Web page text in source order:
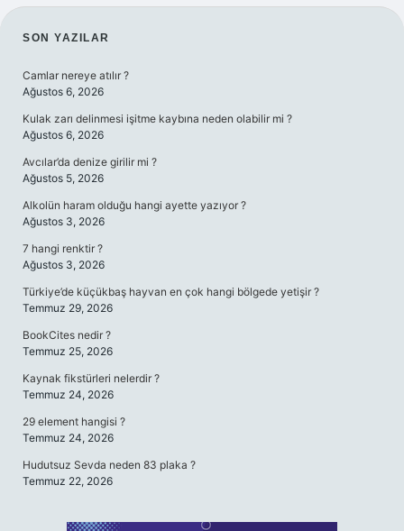
SIDEBAR
SON YAZILAR
Camlar nereye atılır ?
Ağustos 6, 2026
Kulak zarı delinmesi işitme kaybına neden olabilir mi ?
Ağustos 6, 2026
Avcılar’da denize girilir mi ?
Ağustos 5, 2026
Alkolün haram olduğu hangi ayette yazıyor ?
Ağustos 3, 2026
7 hangi renktir ?
Ağustos 3, 2026
Türkiye’de küçükbaş hayvan en çok hangi bölgede yetişir ?
Temmuz 29, 2026
BookCites nedir ?
Temmuz 25, 2026
Kaynak fikstürleri nelerdir ?
Temmuz 24, 2026
29 element hangisi ?
Temmuz 24, 2026
Hudutsuz Sevda neden 83 plaka ?
Temmuz 22, 2026